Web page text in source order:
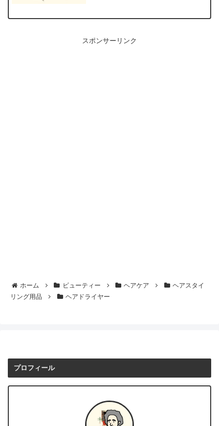
スポンサーリンク
ホーム ビューティー ヘアケア
ヘアスタイ
リング用品
ヘアドライヤー
プロフィール